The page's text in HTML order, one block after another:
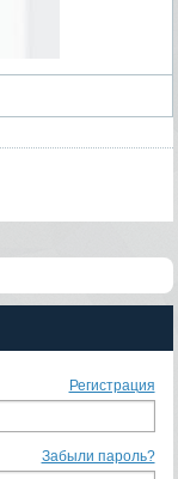
Регистрация
Забыли пароль?